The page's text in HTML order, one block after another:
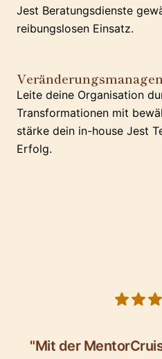
Jest Beratungsdienste
reibungslosen Einsatz.
Leite deine Organisation
Transformationen mit
stärke dein in-house Jest
Erfolg.
"Mit der